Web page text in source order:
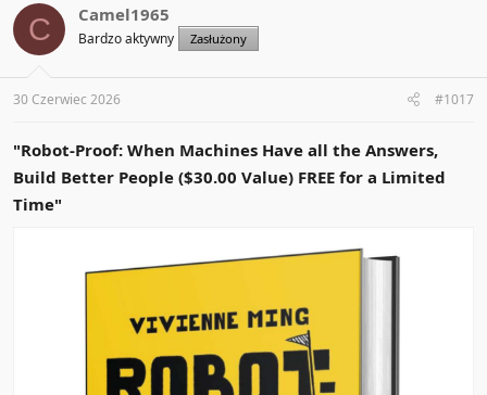
t
i
o
s
:
C Camel1965
Bardzo aktywny Zasłużony
30 Czerwiec 2026 #1017
"Robot-Proof: When Machines Have all the Answers,
Build Better People ($30.00 Value) FREE for a Limited
Time"